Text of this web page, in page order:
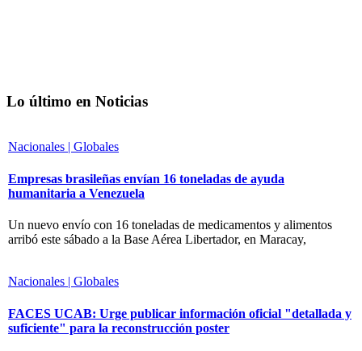
Lo último en Noticias
Nacionales | Globales
Empresas brasileñas envían 16 toneladas de ayuda
humanitaria a Venezuela
Un nuevo envío con 16 toneladas de medicamentos y alimentos
arribó este sábado a la Base Aérea Libertador, en Maracay,
Nacionales | Globales
FACES UCAB: Urge publicar información oficial "detallada y
suficiente" para la reconstrucción poster